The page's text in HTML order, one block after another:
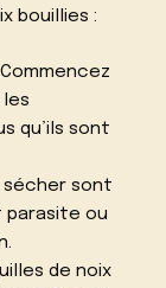
bouillies :
qu’ils sont
sécher sont
ou
de noix